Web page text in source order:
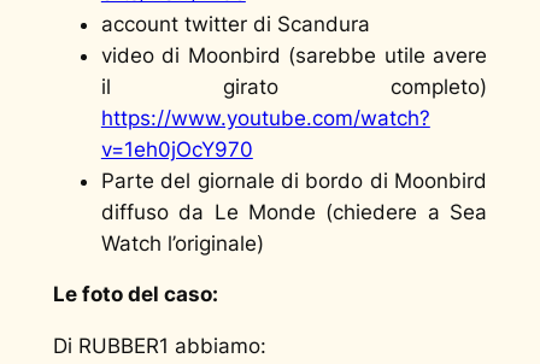
account twitter di Scandura
video di Moonbird (sarebbe utile avere
il girato completo)
https://www.youtube.com/watch?
v=1eh0jOcY970
Parte del giornale di bordo di Moonbird
diffuso da Le Monde (chiedere a Sea
Watch l’originale)
Le foto del caso:
Di RUBBER1 abbiamo: